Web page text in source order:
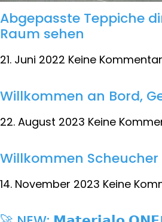
Abgepasste Teppiche
Raum sehen
21. Juni 2022 Keine
Willkommen an Bord,
22. August 2023 Keine
Willkommen
14. November 2023 Keine